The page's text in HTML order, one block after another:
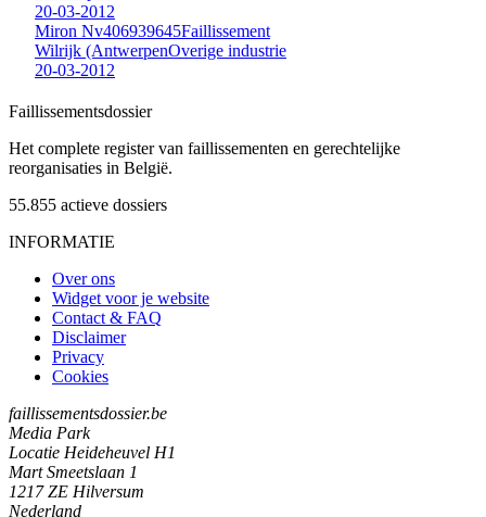
20-03-2012
Miron Nv406939645Faillissement
Wilrijk (AntwerpenOverige industrie
20-03-2012
Faillissementsdossier
Het complete register van faillissementen en gerechtelijke
reorganisaties in België.
55.855 actieve dossiers
INFORMATIE
Over ons
Widget voor je website
Contact & FAQ
Disclaimer
Privacy
Cookies
faillissementsdossier.be
Media Park
Locatie Heideheuvel H1
Mart Smeetslaan 1
1217 ZE Hilversum
Nederland